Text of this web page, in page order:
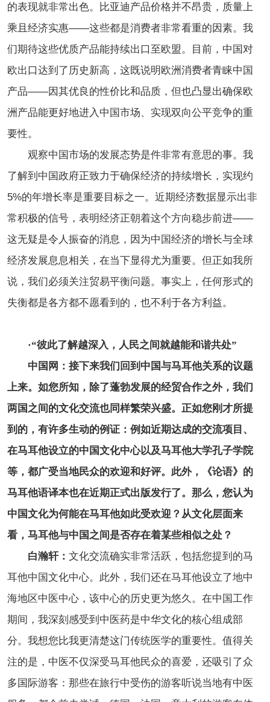
的表现就非常出色。比亚迪产品价格并不昂贵，质量上
乘且经济实惠——这些都是消费者非常看重的因素。我
们期待这些优质产品能持续出口至欧盟。目前，中国对
欧出口达到了历史新高，这既说明欧洲消费者青睐中国
产品——因其优良的性价比和品质，但也凸显出确保欧
洲产品能更好地进入中国市场、实现双向公平竞争的重
要性。
观察中国市场的发展态势是件非常有意思的事。我
了解到中国政府正致力于确保经济的持续增长，实现约
5%的年增长率是重要目标之一。近期经济数据显示出非
常积极的信号，表明经济正朝着这个方向稳步前进——
这无疑是令人振奋的消息，因为中国经济的增长与全球
经济发展息息相关，在当下显得尤为重要。但正如我所
说，我们必须关注贸易平衡问题。事实上，任何形式的
失衡都是各方都不愿看到的，也不利于各方利益。
·“彼此了解越深入，人民之间就越能和谐共处”
中国网：接下来我们回到中国与马耳他关系的议题
上来。如您所知，除了蓬勃发展的经贸合作之外，我们
两国之间的文化交流也同样繁荣兴盛。正如您刚才所提
到的，有许多生动的例证：例如近期达成的交流项目、
在马耳他设立的中国文化中心以及马耳他大学孔子学院
等，都广受当地民众的欢迎和好评。此外，《论语》的
马耳他语译本也在近期正式出版发行了。那么，您认为
中国文化为何能在马耳他如此受欢迎？从文化层面来
看，马耳他与中国之间是否存在着某些相似之处？
白瀚轩： 文化交流确实非常活跃，包括您提到的马
耳他中国文化中心。此外，我们还在马耳他设立了地中
海地区中医中心，该中心的历史更为悠久。在中国工作
期间，我深刻感受到中医药是中华文化的核心组成部
分。我想您比我更清楚这门传统医学的重要性。值得关
注的是，中医不仅深受马耳他民众的喜爱，还吸引了众
多国际游客：那些在旅行中受伤的游客听说当地有中医